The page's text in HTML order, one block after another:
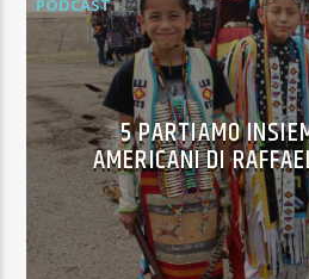
PODCAST
5 PARTIAMO
AMERICANI DI